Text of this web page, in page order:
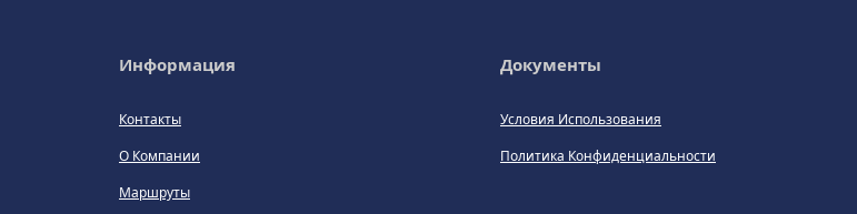
Информация
Контакты
О Компании
Маршруты
Документы
Условия Использования
Политика Конфиденциальности